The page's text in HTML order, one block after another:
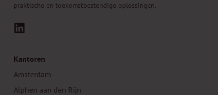
praktische en toekomstbestendige oplossingen.
Kantoren
Amsterdam
Alphen aan den Rijn